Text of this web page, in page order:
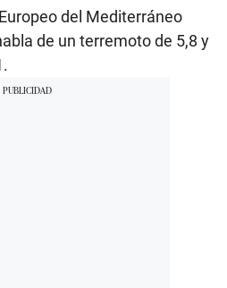
del Mediterráneo
de un terremoto de 5,8 y